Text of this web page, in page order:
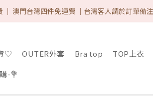
& Like 3 posts 可減-$8 ♡（完成後DM取優惠
｜ 澳門台灣四件免運費 ｜台灣客人請於訂單備
& Like 3 posts 可減-$8 ♡（完成後DM取優
♡ OUTER外套 Bra top TOP上衣
-💐